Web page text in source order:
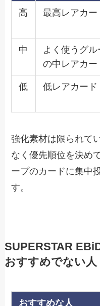
高 最高レアカー
中
よく使うグル
の中レアカー
低 低レアカード
強化素材は限られて
なく優先順位を決め
ープのカードに集中
す。
SUPERSTAR
おすすめでない人
おすすめな人